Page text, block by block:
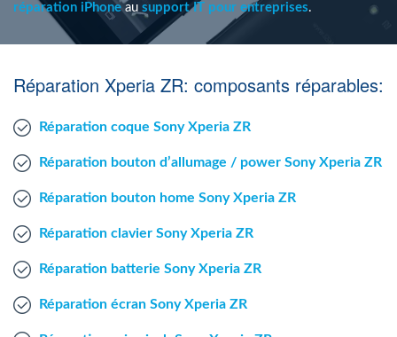
PME
Agent Mac
réparation iPhoneau support IT pour entreprises.
Réparation Xperia ZR: composants réparables:
Réparation coque Sony Xperia ZR
Réparation bouton d’allumage / power Sony Xperia ZR
Réparation bouton home Sony Xperia ZR
Réparation clavier Sony Xperia ZR
Réparation batterie Sony Xperia ZR
Réparation écran Sony Xperia ZR